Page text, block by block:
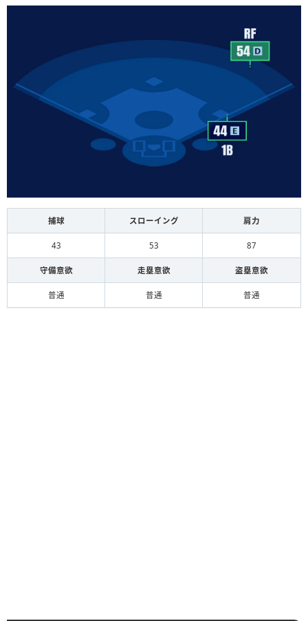
捕球 スローイング 肩力
43 53 87
守備意欲 走塁意欲 盗塁意欲
普通 普通 普通